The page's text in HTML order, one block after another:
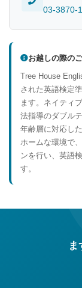
03-3870-
お越しの際の
Tree House
された英語検定
ます。ネイティ
法指導のダブル
年齢層に対応し
ホームな環境で
ンを行い、英語
す。
ま